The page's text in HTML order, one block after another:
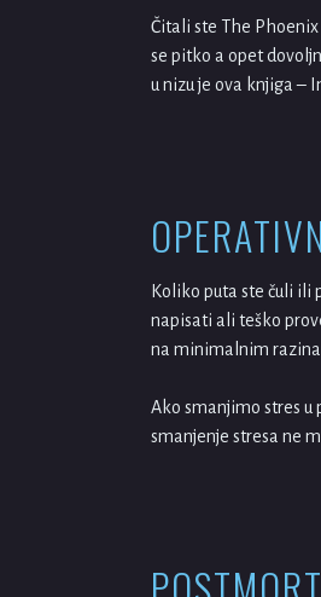
Čitali ste The
se pitko a opet
u nizu je ova knjiga –
Koliko puta ste čuli ili
napisati ali teško
na minimalnim
Ako smanjimo stres u
smanjenje stresa ne